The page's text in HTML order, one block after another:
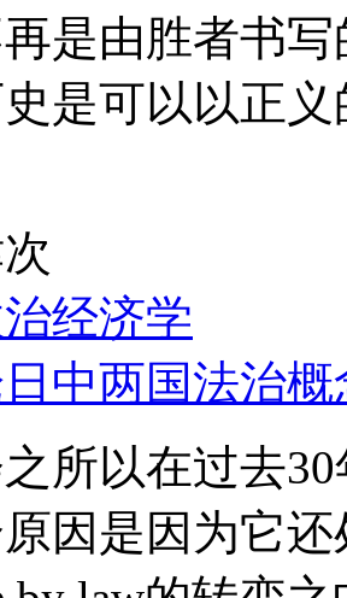
是由胜者书
是可以以正
经济学
中两国法治概
所以在过去
因是因为它